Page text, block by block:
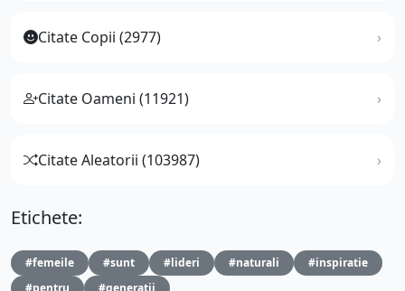
Citate Copii (2977)
Citate Oameni (11921)
Citate Aleatorii (103987)
Etichete:
#femeile #sunt #lideri #naturali
#inspiratie
#pentru
#generatii